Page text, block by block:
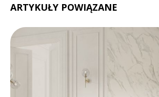
ARTYKUŁY POWIĄZANE